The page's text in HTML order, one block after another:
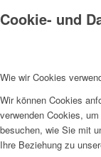
Cookie- und
Wie wir Cookies
Wir können Cookies
verwenden Cookies,
besuchen, wie Sie mit
Ihre Beziehung zu